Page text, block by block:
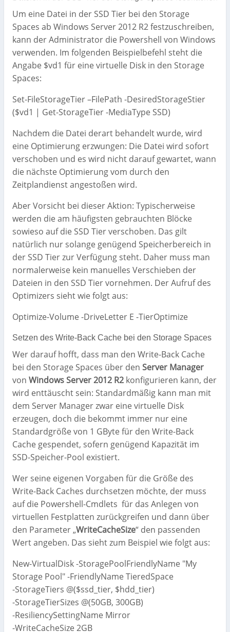
Um eine Datei in der SSD Tier bei den Storage
Spaces ab Windows Server 2012 R2 festzuschreiben,
kann der Administrator die Powershell von Windows
verwenden. Im folgenden Beispielbefehl steht die
Angabe $vd1 für eine virtuelle Disk in den Storage
Spaces:
Set-FileStorageTier –FilePath -DesiredStorageStier
($vd1 | Get-StorageTier -MediaType SSD)
Nachdem die Datei derart behandelt wurde, wird
eine Optimierung erzwungen: Die Datei wird sofort
verschoben und es wird nicht darauf gewartet, wann
die nächste Optimierung vom durch den
Zeitplandienst angestoßen wird.
Aber Vorsicht bei dieser Aktion: Typischerweise
werden die am häufigsten gebrauchten Blöcke
sowieso auf die SSD Tier verschoben. Das gilt
natürlich nur solange genügend Speicherbereich in
der SSD Tier zur Verfügung steht. Daher muss man
normalerweise kein manuelles Verschieben der
Dateien in den SSD Tier vornehmen. Der Aufruf des
Optimizers sieht wie folgt aus:
Optimize-Volume -DriveLetter E -TierOptimize
Setzen des Write-Back Cache bei den Storage Spaces
Wer darauf hofft, dass man den Write-Back Cache
bei den Storage Spaces über den Server Manager
von Windows Server 2012 R2 konfigurieren kann, der
wird enttäuscht sein: Standardmäßig kann man mit
dem Server Manager zwar eine virtuelle Disk
erzeugen, doch die bekommt immer nur eine
Standardgröße von 1 GByte für den Write-Back
Cache gespendet, sofern genügend Kapazität im
SSD-Speicher-Pool existiert.
Wer seine eigenen Vorgaben für die Größe des
Write-Back Caches durchsetzen möchte, der muss
auf die Powershell-Cmdlets für das Anlegen von
virtuellen Festplatten zurückgreifen und dann über
den Parameter „WriteCacheSize“ den passenden
Wert angeben. Das sieht zum Beispiel wie folgt aus:
New-VirtualDisk -StoragePoolFriendlyName "My
Storage Pool" -FriendlyName TieredSpace
-StorageTiers @($ssd_tier, $hdd_tier)
-StorageTierSizes @(50GB, 300GB)
-ResiliencySettingName Mirror
-WriteCacheSize 2GB